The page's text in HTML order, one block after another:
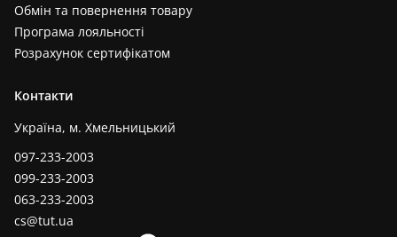
Обмін та повернення товару
Програма лояльності
Розрахунок сертифікатом
Контакти
Україна, м. Хмельницький
097-233-2003
099-233-2003
063-233-2003
cs@tut.ua